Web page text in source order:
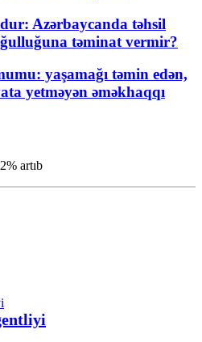
Azərbaycanda təhsil
təminat vermir?
yaşamağı təmin edən,
yetməyən əməkhaqqı
artıb